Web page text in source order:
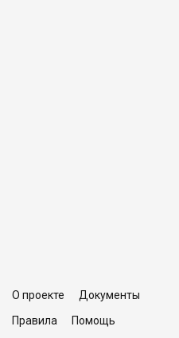
О проекте
Документы
Правила
Помощь